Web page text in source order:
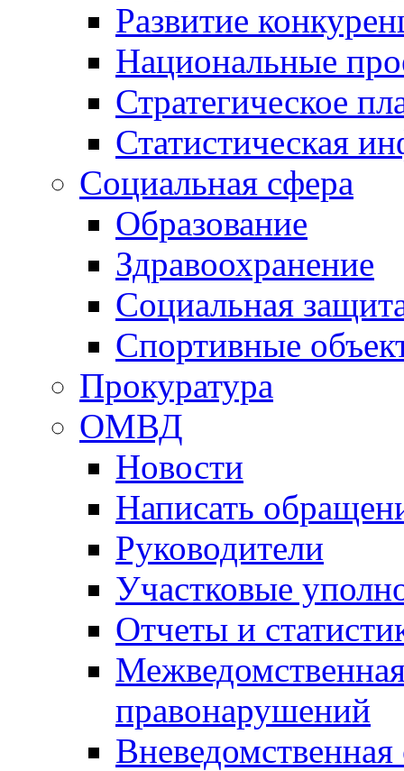
Развитие
Национальные
Стратегическое
Статистическая
Социальная сфера
Образование
Здравоохранение
Социальная
Спортивные
Прокуратура
ОМВД
Новости
Написать
Руководители
Участковые
Отчеты и
правонарушений
Вневедомственная